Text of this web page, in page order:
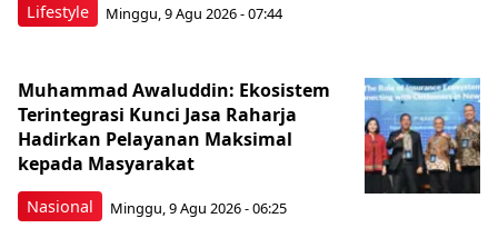
Lifestyle Minggu, 9 Agu 2026 - 07:44
Nasional
Muhammad Awaluddin: Ekosistem
Terintegrasi Kunci Jasa Raharja
Hadirkan Pelayanan Maksimal
kepada Masyarakat
Minggu, 9 Agu 2026 - 06:25